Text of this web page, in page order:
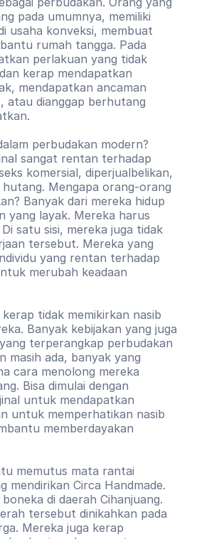
pada umumnya, memiliki
usaha konveksi, membuat
rumah tangga. Pada
perlakuan yang tidak
kerap mendapatkan
mendapatkan ancaman
atau dianggap berhutang
perbudakan modern?
sangat rentan terhadap
komersial, diperjualbelikan,
Mengapa orang-orang
Banyak dari mereka hidup
yang layak. Mereka harus
satu sisi, mereka juga tidak
tersebut. Mereka yang
yang rentan terhadap
merubah keadaan
tidak memikirkan nasib
Banyak kebijakan yang juga
terperangkap perbudakan
masih ada, banyak yang
cara menolong mereka
Bisa dimulai dengan
untuk mendapatkan
untuk memperhatikan nasib
memberdayakan
memutus mata rantai
mendirikan Circa Handmade.
di daerah Cihanjuang.
tersebut dinikahkan pada
Mereka juga kerap